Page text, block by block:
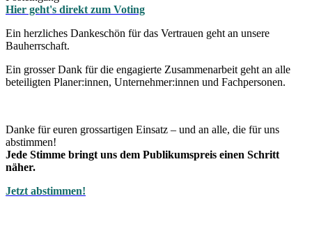
Hier geht's direkt zum Voting
Ein herzliches Dankeschön für das Vertrauen geht an unsere
Bauherrschaft.
Ein grosser Dank für die engagierte Zusammenarbeit geht an alle
beteiligten Planer:innen, Unternehmer:innen und Fachpersonen.
Danke für euren grossartigen Einsatz – und an alle, die für uns
abstimmen!
Jede Stimme bringt uns dem Publikumspreis einen Schritt
näher.
Jetzt abstimmen!